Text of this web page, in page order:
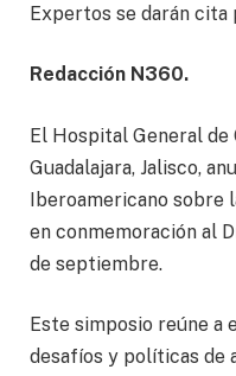
Expertos se darán cita
Redacción N360.
El Hospital General de
Guadalajara, Jalisco,
Iberoamericano sobre
en conmemoración al
de septiembre.
Este simposio reúne a
desafíos y políticas de